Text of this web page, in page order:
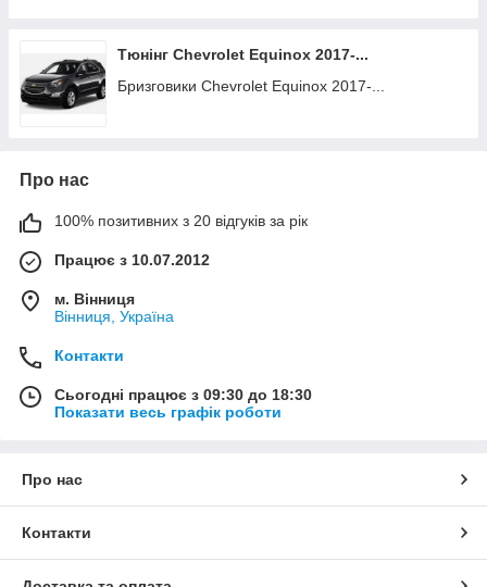
Тюнінг Chevrolet Equinox 2017-...
Бризговики Chevrolet Equinox 2017-...
Про нас
100% позитивних з 20 відгуків за рік
Працює з 10.07.2012
м. Вінниця
Вінниця, Україна
Контакти
Сьогодні працює з 09:30 до 18:30
Показати весь графік роботи
Про нас
Контакти